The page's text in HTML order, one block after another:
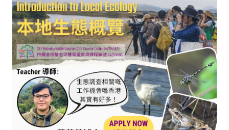
箱成本低99%嘅嬰兒保溫箱。 由於設計思維引導佢哋
喺解決問題之前要仔細觀察，帶著同理心去思考，從
而更有效地體貼人嘅需求，所以Jane Chen同隊友們
專程探訪尼泊爾和印度。Jane發現當地嘅鄉村有大量
早產和低體重嘅嬰兒因為體溫過低而死亡，或引發長
期後遺症。現代嬰兒保溫箱能有效地為嬰兒保暖，但
造價高昂，而且多數只喺城市有提供，普通農村家庭
難以受惠。 Jane Chen同隊友們明白這些農村家庭需
要嘅係不需要長期插電，並且便於攜帶嘅嬰兒保溫
箱，所以佢哋返到史丹福之後，喺市面上廣泛搜羅嬰
兒用品。隊員們一齊集思廣益之下，做咗「Embrace